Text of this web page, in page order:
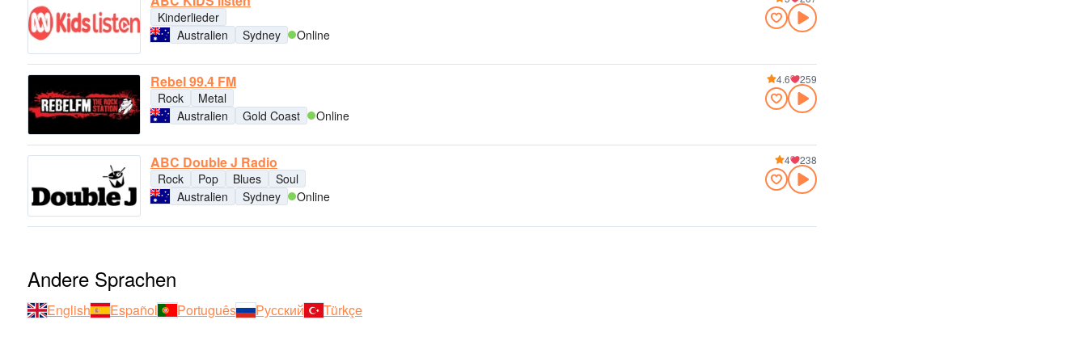
Kinderlieder
Australien
Sydney Online
Rebel 99.4 FM
Rock
Metal
Australien
Gold Coast Online
4.6 259
ABC Double J Radio
Rock Pop Blues
Soul
Australien
Sydney Online
4 238
Andere Sprachen
English Español Português Русский Türkçe